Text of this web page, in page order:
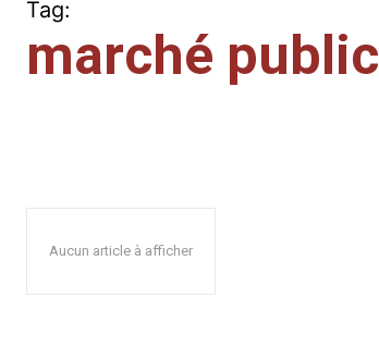
Tag:
marché public
Aucun article à afficher